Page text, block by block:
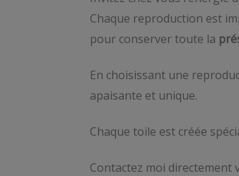
Chaque reproduction est
pour conserver toute la
En choisissant une
apaisante et unique.
Chaque toile est créée
Contactez moi directement